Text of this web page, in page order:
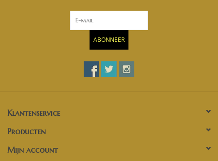
ABONNEER
Klantenservice
Producten
Mijn account